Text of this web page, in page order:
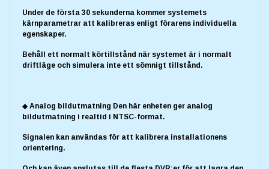
Under de första 30 sekunderna kommer systemets
kärnparametrar att kalibreras enligt förarens individuella
egenskaper.
Behåll ett normalt körtillstånd när systemet är i normalt
driftläge och simulera inte ett sömnigt tillstånd.
◆ Analog bildutmatning Den här enheten ger analog
bildutmatning i realtid i NTSC-format.
Signalen kan användas för att kalibrera installationens
orientering.